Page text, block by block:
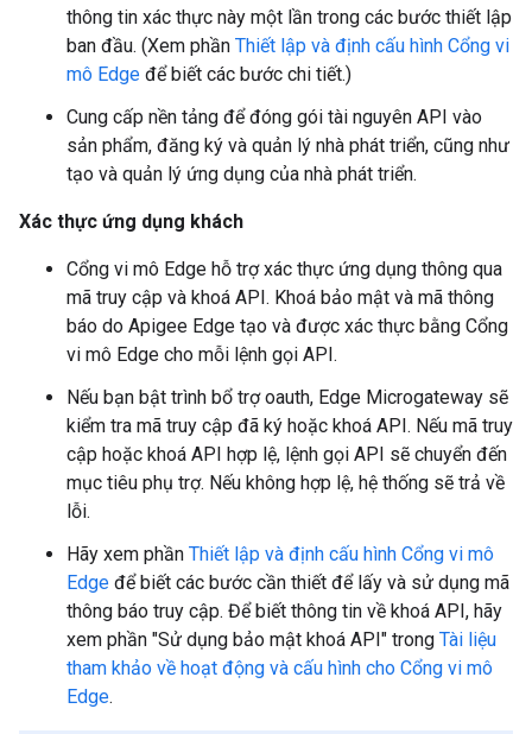
thông tin xác thực này một lần trong các bước thiết lập
ban đầu. (Xem phần Thiết lập và định cấu hình Cổng vi
mô Edge để biết các bước chi tiết.)
Cung cấp nền tảng để đóng gói tài nguyên API vào
sản phẩm, đăng ký và quản lý nhà phát triển, cũng như
tạo và quản lý ứng dụng của nhà phát triển.
Xác thực ứng dụng khách
Cổng vi mô Edge hỗ trợ xác thực ứng dụng thông qua
mã truy cập và khoá API. Khoá bảo mật và mã thông
báo do Apigee Edge tạo và được xác thực bằng Cổng
vi mô Edge cho mỗi lệnh gọi API.
Nếu bạn bật trình bổ trợ oauth, Edge Microgateway sẽ
kiểm tra mã truy cập đã ký hoặc khoá API. Nếu mã truy
cập hoặc khoá API hợp lệ, lệnh gọi API sẽ chuyển đến
mục tiêu phụ trợ. Nếu không hợp lệ, hệ thống sẽ trả về
lỗi.
Hãy xem phần Thiết lập và định cấu hình Cổng vi mô
Edge để biết các bước cần thiết để lấy và sử dụng mã
thông báo truy cập. Để biết thông tin về khoá API, hãy
xem phần "Sử dụng bảo mật khoá API" trong Tài liệu
tham khảo về hoạt động và cấu hình cho Cổng vi mô
Edge.